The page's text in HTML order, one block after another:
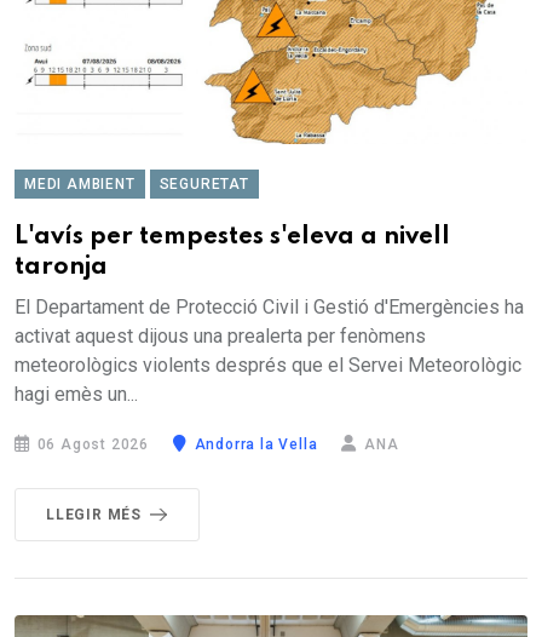
MEDI AMBIENT SEGURETAT
L'avís per tempestes s'eleva a nivell
taronja
El Departament de Protecció Civil i Gestió d'Emergències ha
activat aquest dijous una prealerta per fenòmens
meteorològics violents després que el Servei Meteorològic
hagi emès un...
06 Agost 2026 Andorra la Vella ANA
LLEGIR MÉS